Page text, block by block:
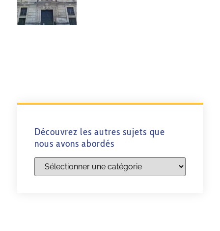
Découvrez les autres sujets que
nous avons abordés